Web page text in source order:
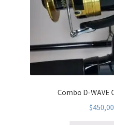
Combo D-WAVE
$